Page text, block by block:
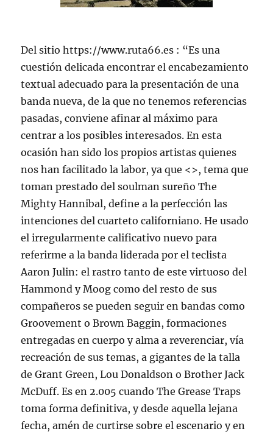
Del sitio https://www.ruta66.es : “Es una
cuestión delicada encontrar el encabezamiento
textual adecuado para la presentación de una
banda nueva, de la que no tenemos referencias
pasadas, conviene afinar al máximo para
centrar a los posibles interesados. En esta
ocasión han sido los propios artistas quienes
nos han facilitado la labor, ya que <>, tema que
toman prestado del soulman sureño The
Mighty Hannibal, define a la perfección las
intenciones del cuarteto californiano. He usado
el irregularmente calificativo nuevo para
referirme a la banda liderada por el teclista
Aaron Julin: el rastro tanto de este virtuoso del
Hammond y Moog como del resto de sus
compañeros se pueden seguir en bandas como
Groovement o Brown Baggin, formaciones
entregadas en cuerpo y alma a reverenciar, vía
recreación de sus temas, a gigantes de la talla
de Grant Green, Lou Donaldson o Brother Jack
McDuff. Es en 2.005 cuando The Grease Traps
toma forma definitiva, y desde aquella lejana
fecha, amén de curtirse sobre el escenario y en